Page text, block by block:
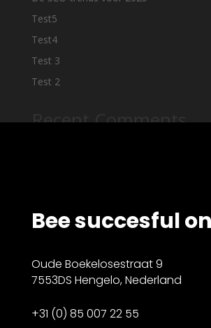
Test5
Test4
Test 3
Test 2
Recent Comments
Bee succesful
Oude Boekelosestraat 9
7553DS Hengelo, Nederland
+31 (0) 85 007 22 55